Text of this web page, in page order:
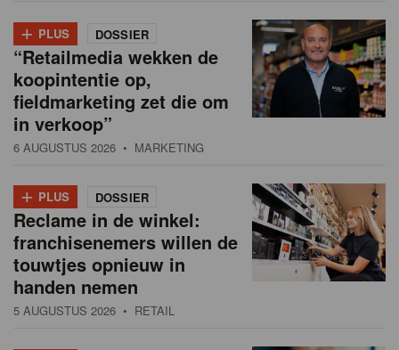
+ PLUS DOSSIER
“Retailmedia wekken de
koopintentie op,
fieldmarketing zet die om
in verkoop”
6 AUGUSTUS 2026 • MARKETING
+ PLUS DOSSIER
Reclame in de winkel:
franchisenemers willen de
touwtjes opnieuw in
handen nemen
5 AUGUSTUS 2026 • RETAIL